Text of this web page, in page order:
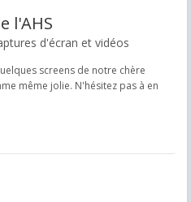
l'AHS
d'écran et vidéos
screens de notre chère
même jolie. N'hésitez pas à en